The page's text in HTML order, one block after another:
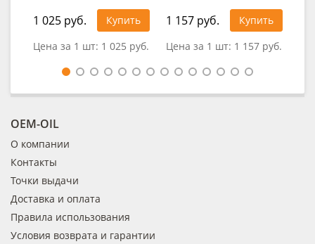
1 025 руб.
Купить
Цена за 1 шт: 1 025 руб.
1 157 руб.
Купить
Цена за 1 шт: 1 157 руб.
OEM-OIL
О компании
Контакты
Точки выдачи
Доставка и оплата
Правила использования
Условия возврата и гарантии